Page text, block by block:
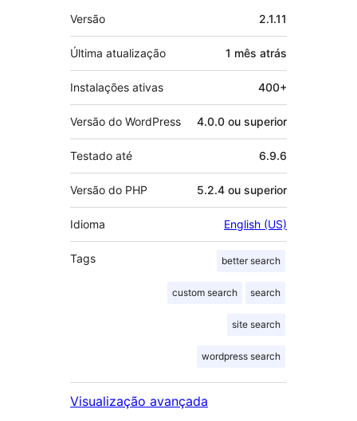
Meta
Versão 2.1.11
Última atualização 1 mês atrás
Instalações ativas 400+
Versão do WordPress 4.0.0 ou superior
Testado até 6.9.6
Versão do PHP 5.2.4 ou superior
Idioma English (US)
Tags better search
custom search search
site search
wordpress search
Visualização avançada